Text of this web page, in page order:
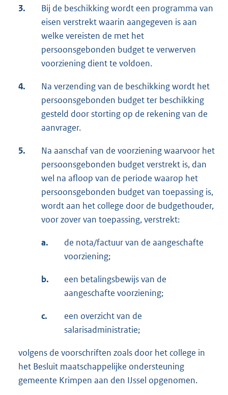
3.
Bij de beschikking wordt een programma van
eisen verstrekt waarin aangegeven is aan
welke vereisten de met het
persoonsgebonden budget te verwerven
voorziening dient te voldoen.
4.
Na verzending van de beschikking wordt het
persoonsgebonden budget ter beschikking
gesteld door storting op de rekening van de
aanvrager.
5.
Na aanschaf van de voorziening waarvoor het
persoonsgebonden budget verstrekt is, dan
wel na afloop van de periode waarop het
persoonsgebonden budget van toepassing is,
wordt aan het college door de budgethouder,
voor zover van toepassing, verstrekt:
a.
de nota/factuur van de aangeschafte
voorziening;
b.
een betalingsbewijs van de
aangeschafte voorziening;
c.
een overzicht van de
salarisadministratie;
volgens de voorschriften zoals door het college in
het Besluit maatschappelijke ondersteuning
gemeente Krimpen aan den IJssel opgenomen.